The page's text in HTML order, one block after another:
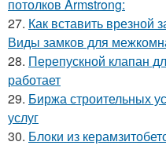
потолков Armstrong:
27. Как вставить врезной
Виды замков для
28. Перепускной клапан
работает
29. Биржа строительных
услуг
30. Блоки из